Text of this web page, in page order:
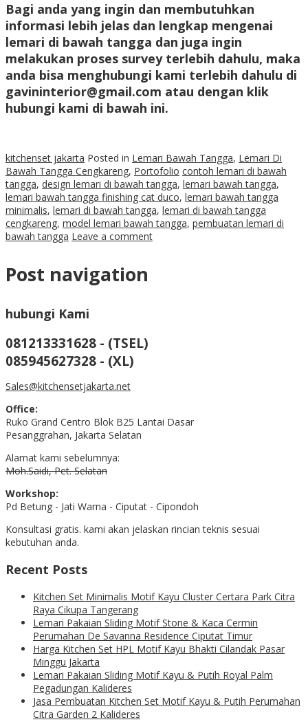
Bagi anda yang ingin dan membutuhkan
informasi lebih jelas dan lengkap mengenai
lemari di bawah tangga dan juga ingin
melakukan proses survey terlebih dahulu, maka
anda bisa menghubungi kami terlebih dahulu di
gavininterior@gmail.com atau dengan klik
hubungi kami di bawah ini.
kitchenset jakarta Posted in Lemari Bawah Tangga, Lemari Di
Bawah Tangga Cengkareng, Portofolio contoh lemari di bawah
tangga, design lemari di bawah tangga, lemari bawah tangga,
lemari bawah tangga finishing cat duco, lemari bawah tangga
minimalis, lemari di bawah tangga, lemari di bawah tangga
cengkareng, model lemari bawah tangga, pembuatan lemari di
bawah tangga Leave a comment
Post navigation
hubungi Kami
081213331628 - (TSEL)
085945627328 - (XL)
Sales@kitchensetjakarta.net
Office:
Ruko Grand Centro Blok B25 Lantai Dasar
Pesanggrahan, Jakarta Selatan
Alamat kami sebelumnya:
Moh.Saidi, Pet. Selatan
Workshop:
Pd Betung - Jati Warna - Ciputat - Cipondoh
Konsultasi gratis. kami akan jelaskan rincian teknis sesuai
kebutuhan anda.
Recent Posts
Kitchen Set Minimalis Motif Kayu Cluster Certara Park Citra
Raya Cikupa Tangerang
Lemari Pakaian Sliding Motif Stone & Kaca Cermin
Perumahan De Savanna Residence Ciputat Timur
Harga Kitchen Set HPL Motif Kayu Bhakti Cilandak Pasar
Minggu Jakarta
Lemari Pakaian Sliding Motif Kayu & Putih Royal Palm
Pegadungan Kalideres
Jasa Pembuatan Kitchen Set Motif Kayu & Putih Perumahan
Citra Garden 2 Kalideres